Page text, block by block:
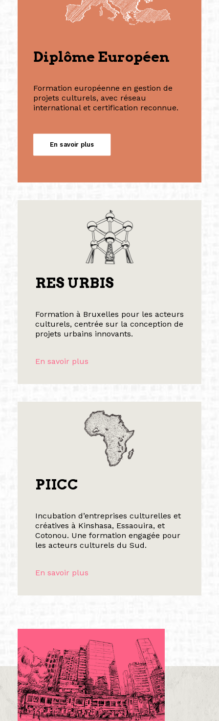
Diplôme Européen
Formation européenne en gestion de
projets culturels, avec réseau
international et certification reconnue.
En savoir plus
RES URBIS
Formation à Bruxelles pour les acteurs
culturels, centrée sur la conception de
projets urbains innovants.
En savoir plus
PIICC
Incubation d’entreprises culturelles et
créatives à Kinshasa, Essaouira, et
Cotonou. Une formation engagée pour
les acteurs culturels du Sud.
En savoir plus